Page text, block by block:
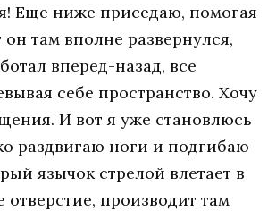
Еще ниже приседаю, помогая
он там вполне развернулся,
вперед-назад, все
себе пространство. Хочу
И вот я уже становлюсь
раздвигаю ноги и подгибаю
язычок стрелой влетает в
отверстие, производит там